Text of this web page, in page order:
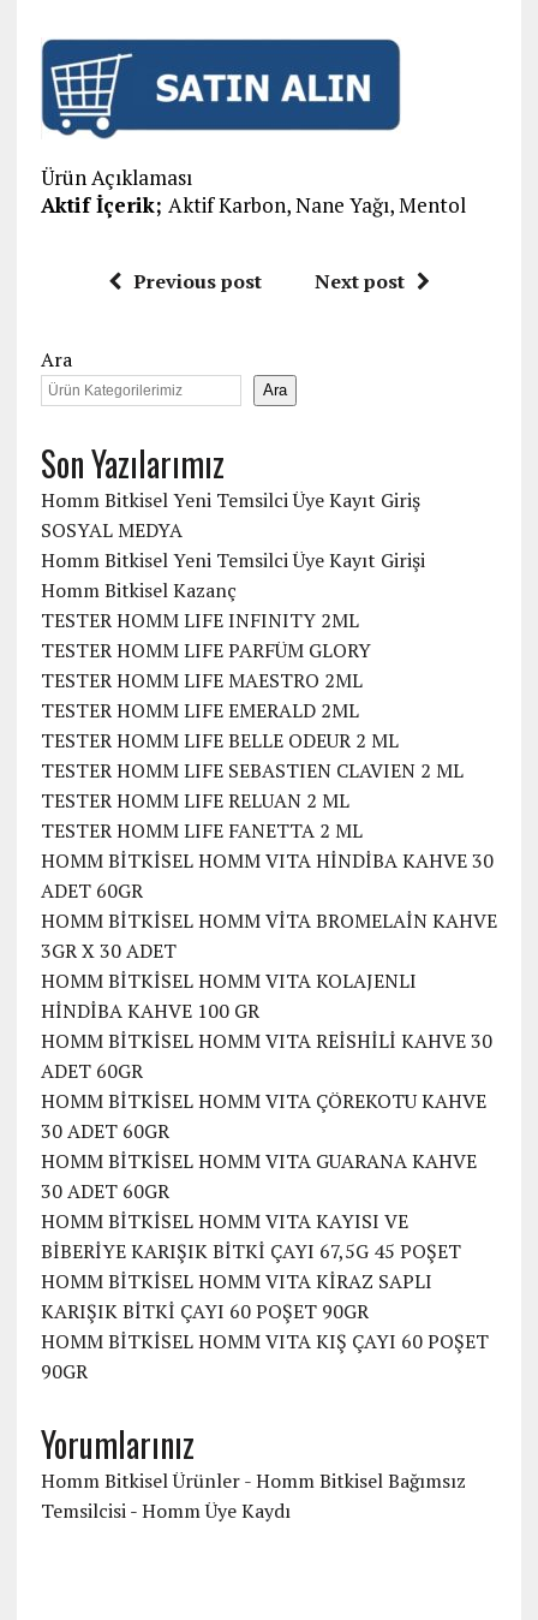
Ürün Açıklaması
Aktif İçerik; Aktif Karbon, Nane Yağı, Mentol
Previous post Next post
Ara
Ara
Son Yazılarımız
Homm Bitkisel Yeni Temsilci Üye Kayıt Giriş
SOSYAL MEDYA
Homm Bitkisel Yeni Temsilci Üye Kayıt Girişi
Homm Bitkisel Kazanç
TESTER HOMM LIFE INFINITY 2ML
TESTER HOMM LIFE PARFÜM GLORY
TESTER HOMM LIFE MAESTRO 2ML
TESTER HOMM LIFE EMERALD 2ML
TESTER HOMM LIFE BELLE ODEUR 2 ML
TESTER HOMM LIFE SEBASTIEN CLAVIEN 2 ML
TESTER HOMM LIFE RELUAN 2 ML
TESTER HOMM LIFE FANETTA 2 ML
HOMM BİTKİSEL HOMM VITA HİNDİBA KAHVE 30
ADET 60GR
HOMM BİTKİSEL HOMM VİTA BROMELAİN KAHVE
3GR X 30 ADET
HOMM BİTKİSEL HOMM VITA KOLAJENLI
HİNDİBA KAHVE 100 GR
HOMM BİTKİSEL HOMM VITA REİSHİLİ KAHVE 30
ADET 60GR
HOMM BİTKİSEL HOMM VITA ÇÖREKOTU KAHVE
30 ADET 60GR
HOMM BİTKİSEL HOMM VITA GUARANA KAHVE
30 ADET 60GR
HOMM BİTKİSEL HOMM VITA KAYISI VE
BİBERİYE KARIŞIK BİTKİ ÇAYI 67,5G 45 POŞET
HOMM BİTKİSEL HOMM VITA KİRAZ SAPLI
KARIŞIK BİTKİ ÇAYI 60 POŞET 90GR
HOMM BİTKİSEL HOMM VITA KIŞ ÇAYI 60 POŞET
90GR
Yorumlarınız
Homm Bitkisel Ürünler - Homm Bitkisel Bağımsız
Temsilcisi-Homm Üye Kaydı